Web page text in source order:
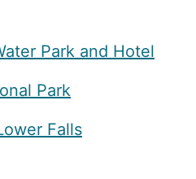
Park and Hotel
Park
Falls